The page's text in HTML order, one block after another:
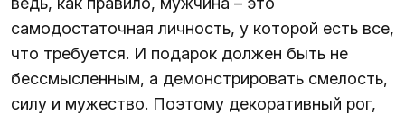
самодостаточная личность, у которой есть все,
что требуется. И подарок должен быть не
бессмысленным, а демонстрировать смелость,
силу и мужество. Поэтому декоративный рог,